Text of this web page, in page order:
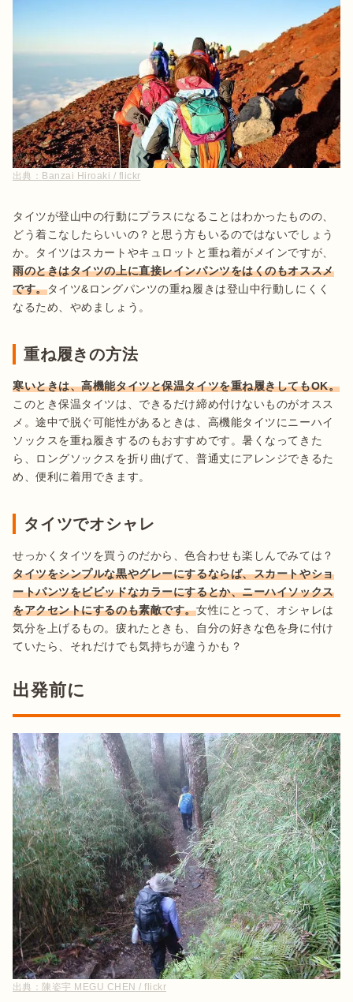
出典： Banzai Hiroaki / flickr
タイツが登山中の行動にプラスになることはわかったものの、
どう着こなしたらいいの？と思う方もいるのではないでしょう
か。タイツはスカートやキュロットと重ね着がメインですが、
雨のときはタイツの上に直接レインパンツをはくのもオススメ
です。タイツ&ロングパンツの重ね履きは登山中行動しにくく
なるため、やめましょう。
重ね履きの方法
寒いときは、高機能タイツと保温タイツを重ね履きしてもOK。
このとき保温タイツは、できるだけ締め付けないものがオスス
メ。途中で脱ぐ可能性があるときは、高機能タイツにニーハイ
ソックスを重ね履きするのもおすすめです。暑くなってきた
ら、ロングソックスを折り曲げて、普通丈にアレンジできるた
め、便利に着用できます。
タイツでオシャレ
せっかくタイツを買うのだから、色合わせも楽しんでみては？
タイツをシンプルな黒やグレーにするならば、スカートやショ
ートパンツをビビッドなカラーにするとか、ニーハイソックス
をアクセントにするのも素敵です。女性にとって、オシャレは
気分を上げるもの。疲れたときも、自分の好きな色を身に付け
ていたら、それだけでも気持ちが違うかも？
出発前に
出典： 陳姿宇 MEGU CHEN / flickr